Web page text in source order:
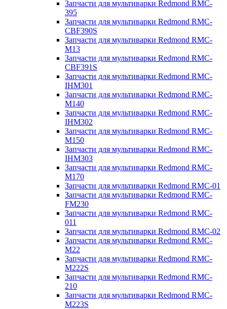
Запчасти для мультиварки Redmond RMC-
395
Запчасти для мультиварки Redmond RMC-
CBF390S
Запчасти для мультиварки Redmond RMC-
M13
Запчасти для мультиварки Redmond RMC-
CBF391S
Запчасти для мультиварки Redmond RMC-
IHM301
Запчасти для мультиварки Redmond RMC-
M140
Запчасти для мультиварки Redmond RMC-
IHM302
Запчасти для мультиварки Redmond RMC-
M150
Запчасти для мультиварки Redmond RMC-
IHM303
Запчасти для мультиварки Redmond RMC-
M170
Запчасти для мультиварки Redmond RMC-01
Запчасти для мультиварки Redmond RMC-
FM230
Запчасти для мультиварки Redmond RMC-
011
Запчасти для мультиварки Redmond RMC-02
Запчасти для мультиварки Redmond RMC-
M22
Запчасти для мультиварки Redmond RMC-
M222S
Запчасти для мультиварки Redmond RMC-
210
Запчасти для мультиварки Redmond RMC-
M223S